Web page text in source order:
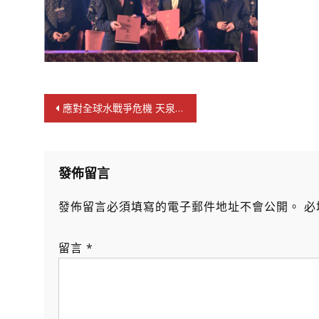
文
章
覽
應對全球水戰爭危機 天泉鼎豐空氣製水唯一解決方案
發佈留言
發佈留言必須填寫的電子郵件地址不會公開。 必
留言 *